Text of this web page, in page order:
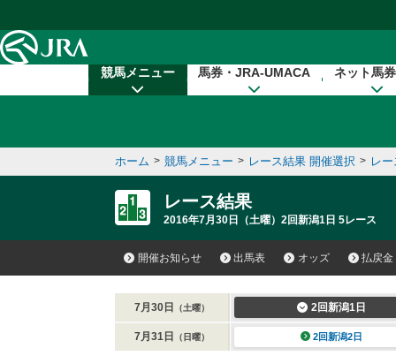
競馬メニュー 馬券・JRA-UMACA ネット馬
ホーム > 競馬メニュー > レース結果 開催選択 > レ
レース結果
2016年7月30日（土曜）2回新潟1日 5レース
開催お知らせ 出馬表 オッズ 払戻金
7月30日 （土曜） 2回新潟1日
7月31日 （日曜） 2回新潟2日